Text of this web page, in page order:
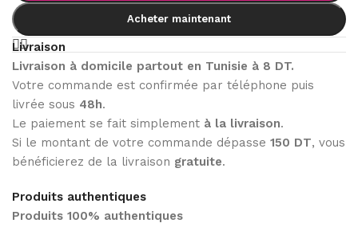
Acheter maintenant
Livraison
Livraison à domicile partout en Tunisie à 8 DT.
Votre commande est confirmée par téléphone puis
livrée sous 48h.
Le paiement se fait simplement à la livraison.
Si le montant de votre commande dépasse 150 DT, vous
bénéficierez de la livraison gratuite.
Produits authentiques
Produits 100% authentiques